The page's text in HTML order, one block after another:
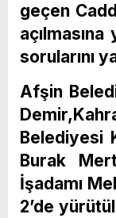
geçen
açılmasına
sorularını
Afşin
Belediyesi
Burak
İşadamı
2’de